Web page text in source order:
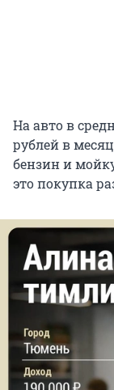
На авто в
рублей в
бензин и
это покупка